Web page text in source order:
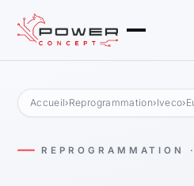
Accueil›Reprogrammation›Iveco›
REPROGRAMMATION